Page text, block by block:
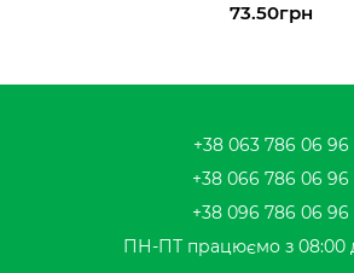
73.50грн
+38 063 786 06 96
+38 066 786 06 96
+38 096 786 06 96
ПН-ПТ працюємо з 08:00